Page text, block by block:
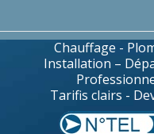
Chauffage -
Installation –
Tarifis clairs -